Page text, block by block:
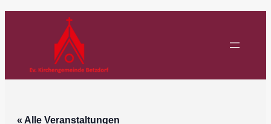
« Alle Veranstaltungen